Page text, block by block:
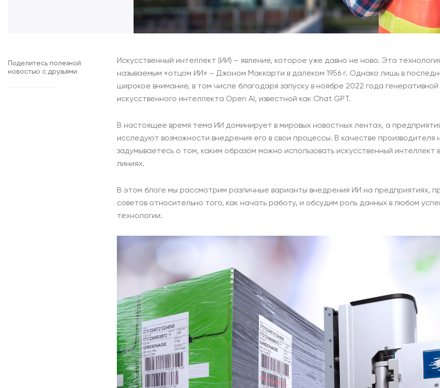
Поделитесь полезной
новостью с друзьями
Искусственный интеллект (ИИ) – явление, которое уже давно не ново. Эта
называемым «отцом ИИ» – Джоном Маккарти в далеком 1956 г. Однако лишь в
широкое внимание, в том числе благодаря запуску в ноябре 2022 года
искусственного интеллекта Open AI, известной как Chat GPT.
В настоящее время тема ИИ доминирует в мировых новостных лентах, а
исследуют возможности внедрения его в свои процессы. В качестве производителя
задумываетесь о том, каким образом можно использовать искусственный интеллект
линиях.
В этом блоге мы рассмотрим различные варианты внедрения ИИ на предприятиях,
советов относительно того, как начать работу, и обсудим роль данных в любом
технологии.